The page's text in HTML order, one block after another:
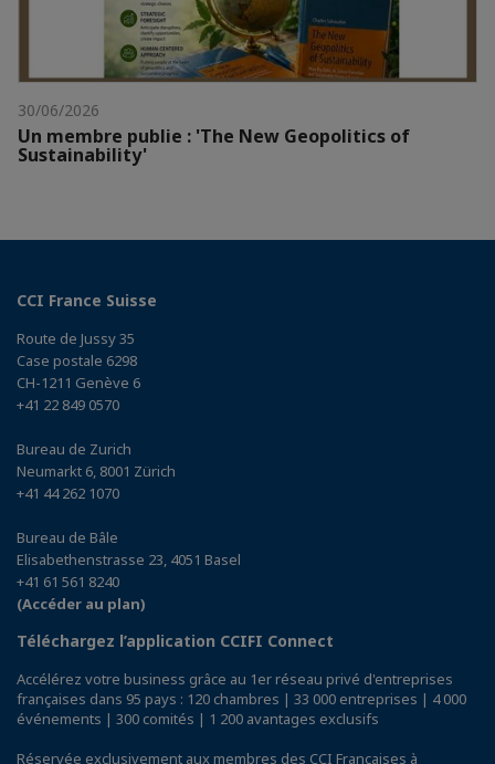
30/06/2026
Un membre publie : 'The New Geopolitics of
Sustainability'
CCI France Suisse
Route de Jussy 35
Case postale 6298
CH-1211 Genève 6
+41 22 849 0570
Bureau de Zurich
Neumarkt 6, 8001 Zürich
+41 44 262 1070
Bureau de Bâle
Elisabethenstrasse 23, 4051 Basel
+41 61 561 8240
(Accéder au plan)
Téléchargez l’application CCIFI Connect
Accélérez votre business grâce au 1er réseau privé d'entreprises
françaises dans 95 pays : 120 chambres | 33 000 entreprises | 4 000
événements | 300 comités | 1 200 avantages exclusifs
Réservée exclusivement aux membres des CCI Françaises à